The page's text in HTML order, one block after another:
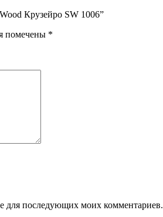
Крузейро SW 1006”
помечены *
для последующих моих комментариев.